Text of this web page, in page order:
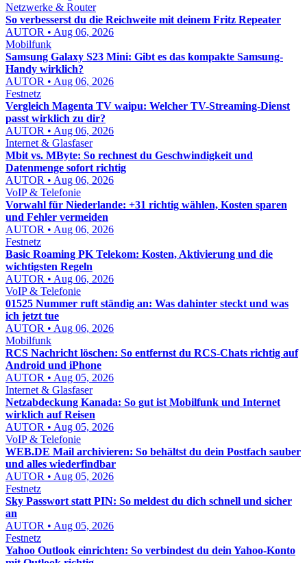
Netzwerke & Router
So verbesserst du die Reichweite mit deinem Fritz Repeater
AUTOR • Aug 06, 2026
Mobilfunk
Samsung Galaxy S23 Mini: Gibt es das kompakte Samsung-
Handy wirklich?
AUTOR • Aug 06, 2026
Festnetz
Vergleich Magenta TV waipu: Welcher TV-Streaming-Dienst
passt wirklich zu dir?
AUTOR • Aug 06, 2026
Internet & Glasfaser
Mbit vs. MByte: So rechnest du Geschwindigkeit und
Datenmenge sofort richtig
AUTOR • Aug 06, 2026
VoIP & Telefonie
Vorwahl für Niederlande: +31 richtig wählen, Kosten sparen
und Fehler vermeiden
AUTOR • Aug 06, 2026
Festnetz
Basic Roaming PK Telekom: Kosten, Aktivierung und die
wichtigsten Regeln
AUTOR • Aug 06, 2026
VoIP & Telefonie
01525 Nummer ruft ständig an: Was dahinter steckt und was
ich jetzt tue
AUTOR • Aug 06, 2026
Mobilfunk
RCS Nachricht löschen: So entfernst du RCS-Chats richtig auf
Android und iPhone
AUTOR • Aug 05, 2026
Internet & Glasfaser
Netzabdeckung Kanada: So gut ist Mobilfunk und Internet
wirklich auf Reisen
AUTOR • Aug 05, 2026
VoIP & Telefonie
WEB.DE Mail archivieren: So behältst du dein Postfach sauber
und alles wiederfindbar
AUTOR • Aug 05, 2026
Festnetz
Sky Passwort statt PIN: So meldest du dich schnell und sicher
an
AUTOR • Aug 05, 2026
Festnetz
Yahoo Outlook einrichten: So verbindest du dein Yahoo-Konto